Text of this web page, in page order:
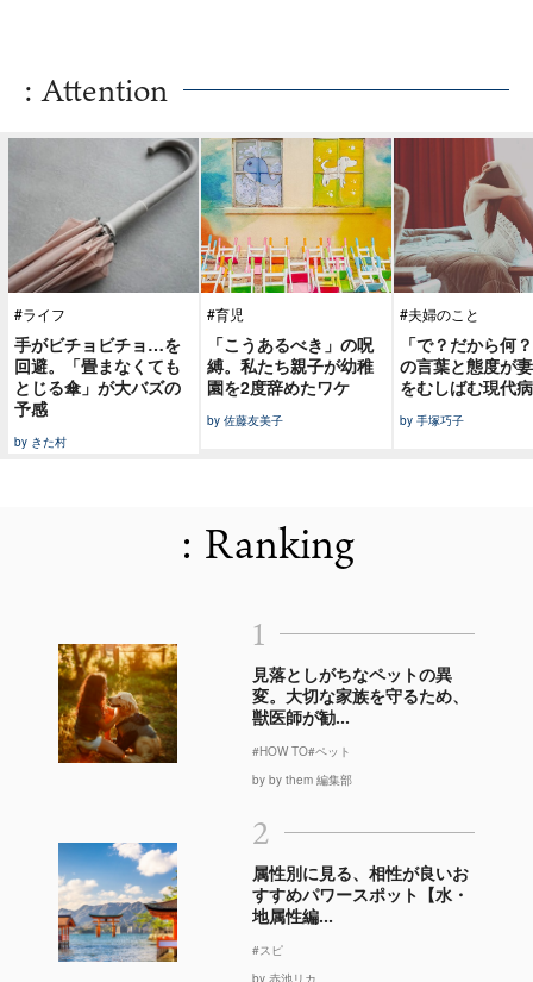
: Attention
#ライフ
手がビチョビチョ…を
回避。「畳まなくても
とじる傘」が大バズの
予感
by きた村
#育児
「こうあるべき」の呪
縛。私たち親子が幼稚
園を2度辞めたワケ
by 佐藤友美子
#夫婦のこと
「で？だから何
の言葉と態度が
をむしばむ現代病
by 手塚巧子
: Ranking
1
見落としがちなペットの異
変。大切な家族を守るため、
獣医師が勧...
#HOW TO#ペット
by by them 編集部
2
属性別に見る、相性が良いお
すすめパワースポット【水・
地属性編...
#スピ
by 赤池リカ